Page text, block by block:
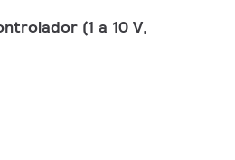
(1 a 10 V,